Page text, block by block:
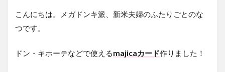
こんにちは。メガドンキ派、新米夫婦のふたりごとのな
つです。
ドン・キホーテなどで使えるmajicaカード作りました！